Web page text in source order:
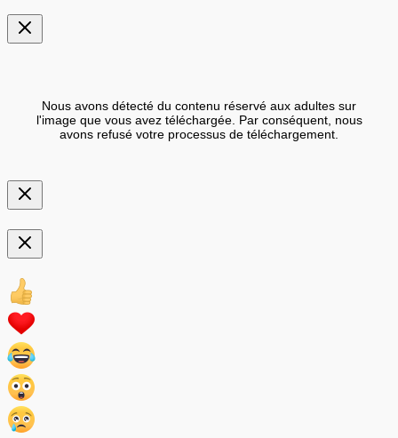
Nous avons détecté du contenu réservé aux adultes sur
l'image que vous avez téléchargée. Par conséquent, nous
avons refusé votre processus de téléchargement.